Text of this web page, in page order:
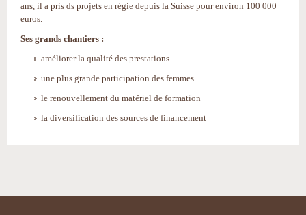
ans, il a pris ds projets en régie depuis la Suisse pour environ 100 000
euros.
Ses grands chantiers :
améliorer la qualité des prestations
une plus grande participation des femmes
le renouvellement du matériel de formation
la diversification des sources de financement
document